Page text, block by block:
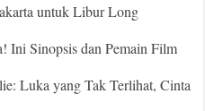
untuk Libur Long
Ini Sinopsis dan Pemain Film
Luka yang Tak Terlihat, Cinta